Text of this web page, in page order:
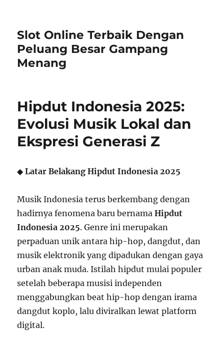
Slot Online Terbaik Dengan
Peluang Besar Gampang
Menang
Hipdut Indonesia 2025:
Evolusi Musik Lokal dan
Ekspresi Generasi Z
◆Latar Belakang Hipdut Indonesia 2025
Musik Indonesia terus berkembang dengan
hadirnya fenomena baru bernamaHipdut
Indonesia 2025. Genre ini merupakan
perpaduan unik antara hip-hop, dangdut, dan
musik elektronik yang dipadukan dengan gaya
urban anak muda. Istilah hipdut mulai populer
setelah beberapa musisi independen
menggabungkan beat hip-hop dengan irama
dangdut koplo, lalu diviralkan lewat platform
digital.